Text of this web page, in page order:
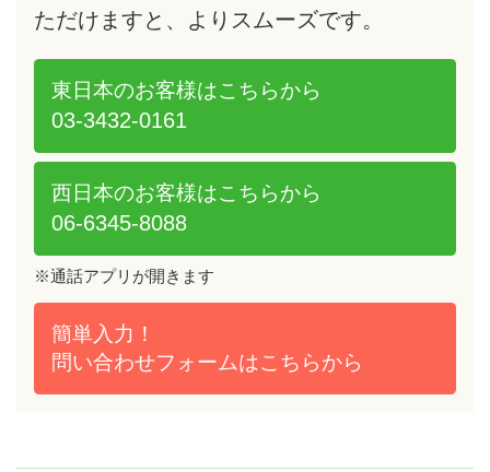
ただけますと、よりスムーズです。
東日本のお客様はこちらから
03-3432-0161
西日本のお客様はこちらから
06-6345-8088
簡単入力！
問い合わせフォームはこちらから
※通話アプリが開きます